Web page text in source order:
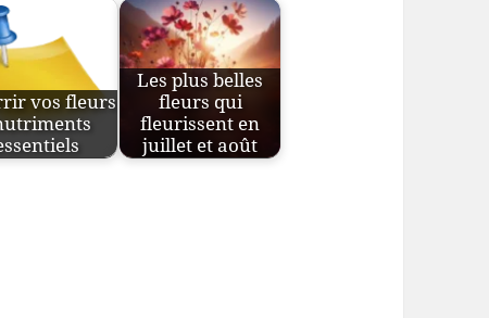
vos fleurs
Les plus belles
fleurs qui
fleurissent en
juillet et août